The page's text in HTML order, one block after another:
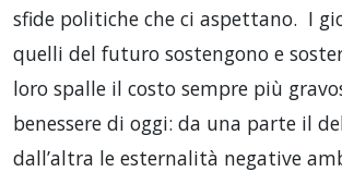
sfide politiche che ci aspettano. I
quelli del futuro sostengono e
loro spalle il costo sempre più
benessere di oggi: da una parte il
dall’altra le esternalità negative